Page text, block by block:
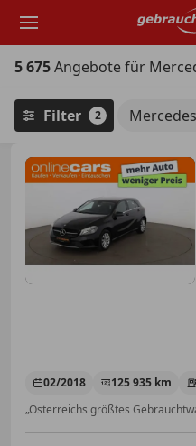
Hauptinhalt
5 675Angebote für
Filter 2
02/2018 125 935 km
„Österreichs größtes